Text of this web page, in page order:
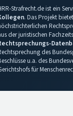
Strafrecht.de ist ein
. Das Projekt
der juristischen
des
u.a. des
für